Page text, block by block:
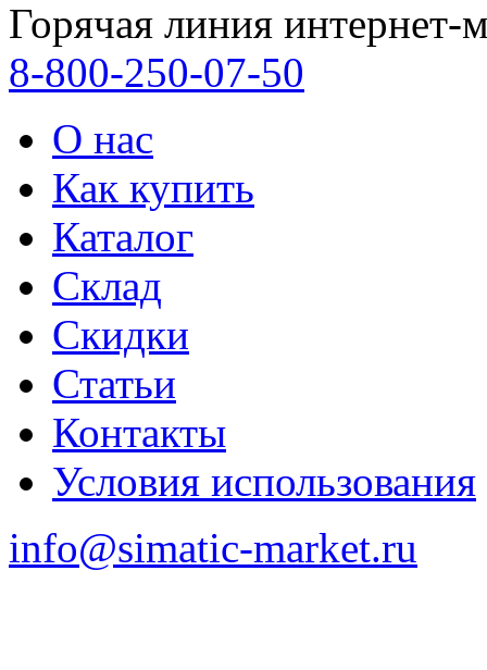
Горячая линия интернет-
8-800-250-07-50
О нас
Как купить
Каталог
Склад
Скидки
Статьи
Контакты
Условия использования
info@simatic-market.ru